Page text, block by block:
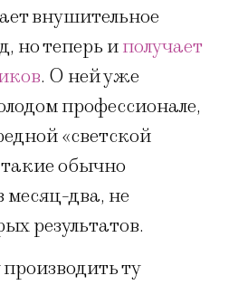
внушительное
но теперь иполучает
. О ней уже
профессионале,
«светской
обычно
месяц-два, не
результатов.
ту